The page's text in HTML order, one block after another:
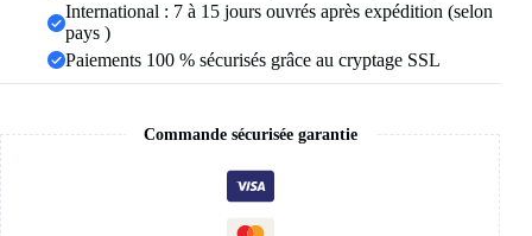
inoxydable,
cadeaux
International : 7 à 15 jours ouvrés après expédition (selon
pays )
Paiements 100 % sécurisés grâce au cryptage SSL
Commande sécurisée garantie